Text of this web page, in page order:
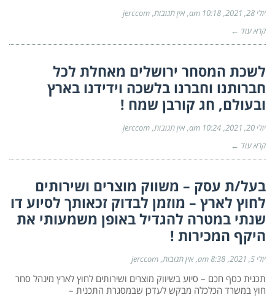
יולי 28, 2021 10:18 am אין תגובות jerccom
קרא עוד ←
לשכת המסחר ירושלים מאחלת לכל
חברותנו וחברנו בלשכה וידידנו בארץ
ובעולם, חג קורבן שמח !
יולי 20, 2021 10:24 am אין תגובות jerccom
קרא עוד ←
בעל/ת עסק – משווק מוצרים ושירותים
לחוץ לארץ – מוזמן לבדוק זכאותך לסיוע דו
שנתי במטרה להגדיל באופן משמעותי את
היקף המכירות !
יולי 5, 2021 8:38 am אין תגובות jerccom
תכנית כסף חכם – סיוע בשיווק מוצרים ושירותים לחוץ לארץ מינהל סחר
חוץ במשרד הכלכלה מבקש לעדכן שבמסגרת התכנית –